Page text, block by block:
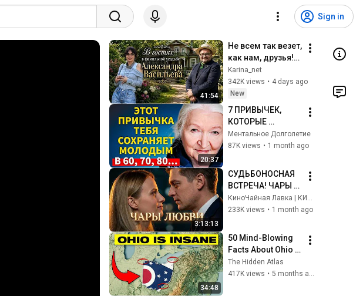
Sign in
41:54
Не всем так везет,
как нам, друзья!
Мы в фамильном
поместье
Александра
Васильева в
Литве .
Karina_net
342K views • 4 days ago
New
20:37
7 ПРИВЫЧЕК,
КОТОРЫЕ
ОБРАЩАЮТ
СТАРЕНИЕ
ЛЕТ | Татьяна
Черниговская
Ментальное Долголетие
87K views • 1 month ago
3:13:13
СУДЬБОНОСНАЯ
ВСТРЕЧА! ЧАРЫ
ЛЮБВИ -
ПРЕМЬЕРА: ОДИН
ВСЕ! СЕРИАЛ
ПОКОРИТ ВАШЕ
233K views • 1 month ago
34:48
50 Mind-Blowing
Facts About Ohio
You Didn’t Know
The Hidden Atlas
417K views •